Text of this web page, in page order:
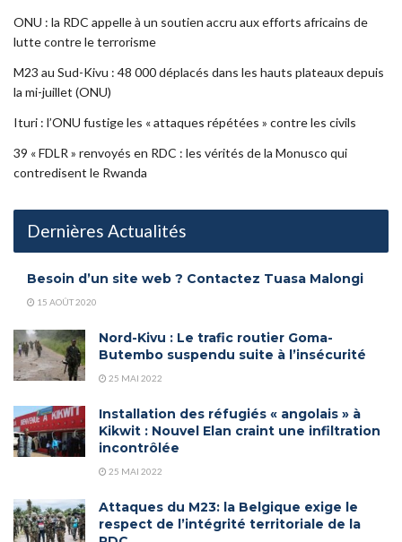
ONU : la RDC appelle à un soutien accru aux efforts africains de
lutte contre le terrorisme
M23 au Sud-Kivu : 48 000 déplacés dans les hauts plateaux depuis
la mi-juillet (ONU)
Ituri : l’ONU fustige les « attaques répétées » contre les civils
39 « FDLR » renvoyés en RDC : les vérités de la Monusco qui
contredisent le Rwanda
Dernières Actualités
Besoin d’un site web ? Contactez Tuasa Malongi
15 AOÛT 2020
Nord-Kivu : Le trafic routier Goma-
Butembo suspendu suite à l’insécurité
25 MAI 2022
Installation des réfugiés « angolais » à
Kikwit : Nouvel Elan craint une infiltration
incontrôlée
25 MAI 2022
Attaques du M23: la Belgique exige le
respect de l’intégrité territoriale de la